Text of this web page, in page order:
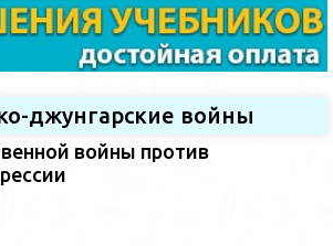
джунгарские войны
войны против